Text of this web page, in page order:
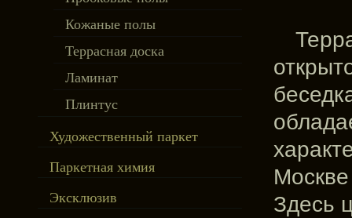
Кожаные полы
Террасная доска
Ламинат
Плинтус
Художественный паркет
Паркетная химия
Эксклюзив
Здесь